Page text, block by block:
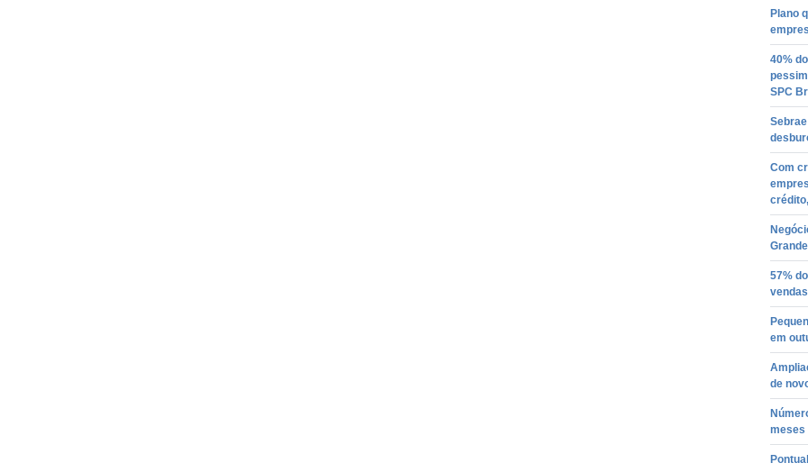
Plano
40%
SPC
Com
57%
em
de
meses